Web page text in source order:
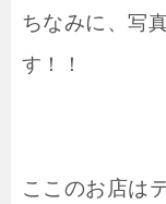
ちなみに、写
す！！
ここのお店は